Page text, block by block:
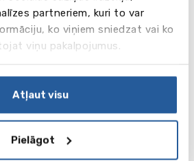
partneriem, kuri to var
ko viņiem sniedzat vai ko
viņu pakalpojumus.
Atļaut visu
Pielāgot
atpakaļ prom braucot.
nokļūt arī ar vilcienu no
vai ar autobusu no
vienā virzienā (Birmingham)